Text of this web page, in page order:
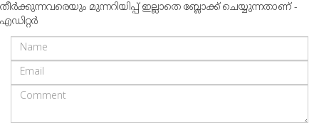
തീര്‍ക്കുന്നവരെയും മുന്നറിയിപ്പ് ഇല്ലാതെ ബ്ലോക്ക് ചെയ്യുന്നതാണ് -
എഡിറ്റര്‍